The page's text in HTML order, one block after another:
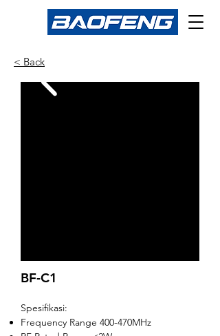
< Back
BF-C1
Spesifikasi:
Frequency Range 400-470MHz